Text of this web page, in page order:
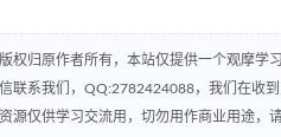
权归原作者所有，本站仅提供一个观摩学
联系我们，QQ:2782424088，我们在收到
源仅供学习交流用，切勿用作商业用途，